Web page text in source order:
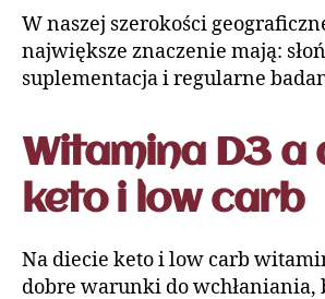
W naszej szerokości
największe znaczenie mają:
suplementacja i regularne
Witamina D3 a
keto i low carb
Na diecie keto i low carb
dobre warunki do wchłaniania,